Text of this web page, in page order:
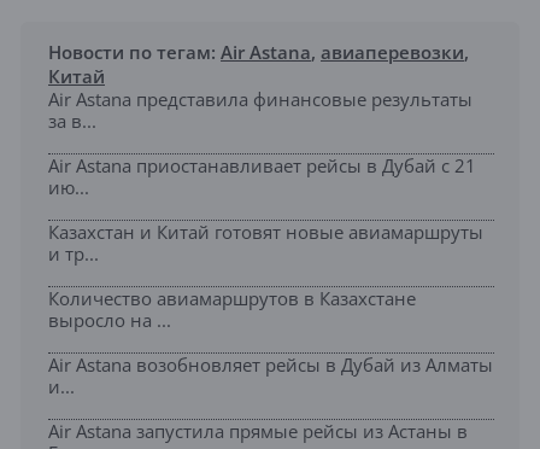
Новости по тегам: Air Astana, авиаперевозки,
Китай
Air Astana представила финансовые результаты
за в...
Air Astana приостанавливает рейсы в Дубай с 21
ию...
Казахстан и Китай готовят новые авиамаршруты
и тр...
Количество авиамаршрутов в Казахстане
выросло на ...
Air Astana возобновляет рейсы в Дубай из Алматы
и...
Air Astana запустила прямые рейсы из Астаны в